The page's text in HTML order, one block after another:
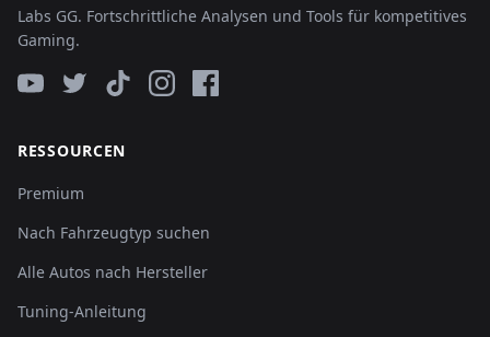
Labs GG. Fortschrittliche Analysen und Tools für kompetitives
Gaming.
RESSOURCEN
Premium
Nach Fahrzeugtyp suchen
Alle Autos nach Hersteller
Tuning-Anleitung